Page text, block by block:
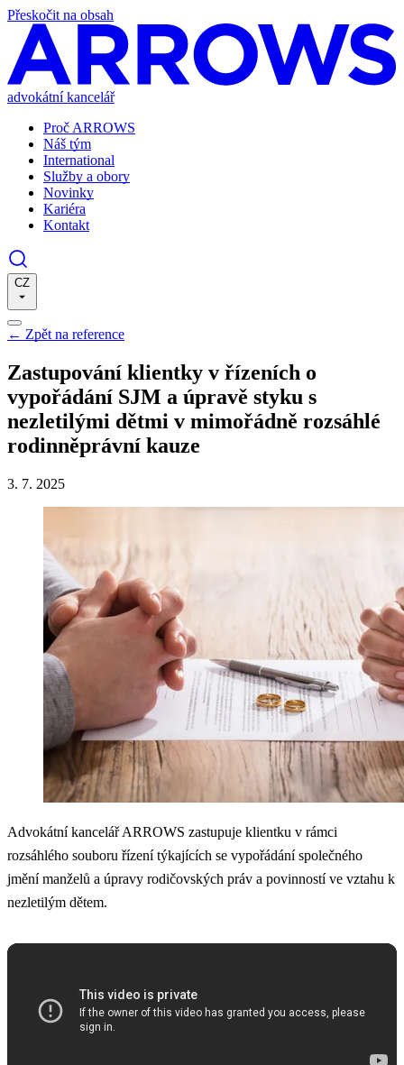
Přeskočit na obsah
advokátní kancelář
Proč ARROWS
Náš tým
International
Služby a obory
Novinky
Kariéra
Kontakt
CZ
← Zpět na reference
Zastupování klientky v řízeních o
vypořádání SJM a úpravě styku s
nezletilými dětmi v mimořádně rozsáhlé
rodinněprávní kauze
3. 7. 2025
Advokátní kancelář ARROWS zastupuje klientku v rámci
rozsáhlého souboru řízení týkajících se vypořádání společného
jmění manželů a úpravy rodičovských práv a povinností ve vztahu k
nezletilým dětem.